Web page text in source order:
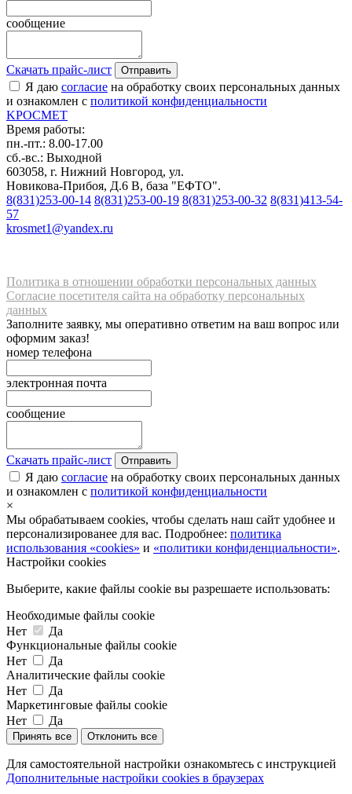
сообщение
Скачать прайс-лист Отправить
Я даю согласие на обработку своих персональных данных
и ознакомлен с политикой конфиденциальности
KРОСМЕТ
Время работы:
пн.-пт.: 8.00-17.00
сб.-вс.: Выходной
603058, г. Нижний Новгород, ул.
Новикова-Прибоя, Д.6 В, база "ЕФТО".
8(831)253-00-14 8(831)253-00-19 8(831)253-00-32 8(831)413-54-
57
krosmet1@yandex.ru
Политика в отношении обработки персональных данных
Согласие посетителя сайта на обработку персональных
данных
Заполните заявку, мы оперативно ответим на ваш вопрос или
оформим заказ!
номер телефона
электронная почта
сообщение
Скачать прайс-лист Отправить
Я даю согласие на обработку своих персональных данных
и ознакомлен с политикой конфиденциальности
×
Мы обрабатываем cookies, чтобы сделать наш сайт удобнее и
персонализированее для вас. Подробнее: политика
использования «cookies» и «политики конфиденциальности».
Настройки cookies
Выберите, какие файлы cookie вы разрешаете использовать:
Необходимые файлы cookie
Нет
Да
Функциональные файлы cookie
Нет
Да
Аналитические файлы cookie
Нет
Да
Маркетинговые файлы cookie
Нет
Да
Принять все Отклонить все
Для самостоятельной настройки ознакомьтесь с инструкцией
Дополнительные настройки cookies в браузерах